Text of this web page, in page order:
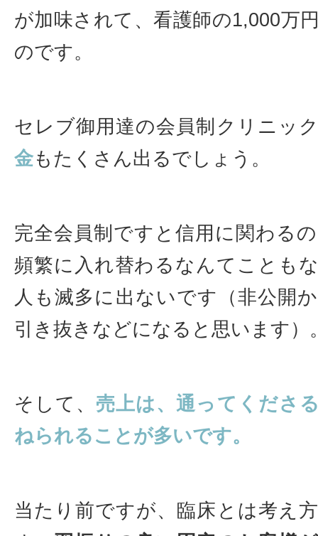
が加味されて、看護師の1,000万
のです。
セレブ御用達の会員制クリニッ
金もたくさん出るでしょう。
完全会員制ですと信用に関わる
頻繁に入れ替わるなんてことも
人も滅多に出ないです（非公開
引き抜きなどになると思います）
そして、 売上は、通ってくださ
ねられることが多いです。
当たり前ですが、臨床とは考え